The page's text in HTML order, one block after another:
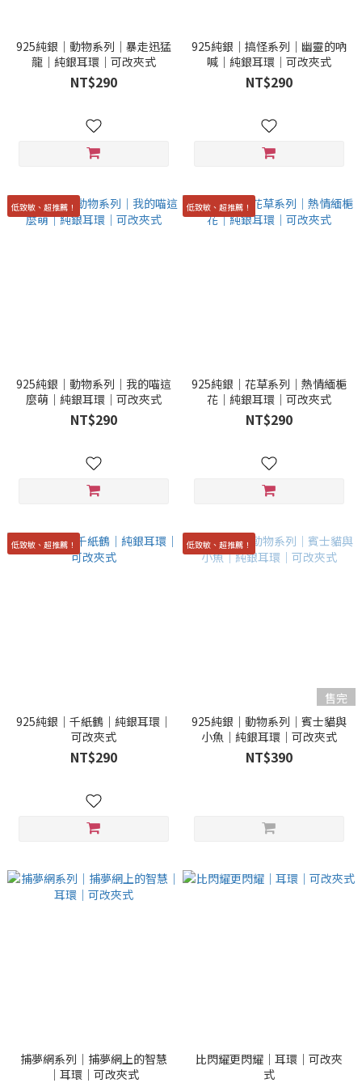
925純銀｜動物系列｜暴走迅猛
龍｜純銀耳環｜可改夾式
NT$290
925純銀｜搞怪系列｜幽靈的吶
喊｜純銀耳環｜可改夾式
NT$290
低致敏、超推薦！
925純銀｜動物系列｜我的喵這
麼萌｜純銀耳環｜可改夾式
NT$290
低致敏、超推薦！
925純銀｜花草系列｜熱情緬梔
花｜純銀耳環｜可改夾式
NT$290
低致敏、超推薦！
925純銀｜千紙鶴｜純銀耳環｜
可改夾式
NT$290
低致敏、超推薦！
售完
925純銀｜動物系列｜賓士貓與
小魚｜純銀耳環｜可改夾式
NT$390
捕夢網系列｜捕夢網上的智慧
｜耳環｜可改夾式
比閃耀更閃耀｜耳環｜可改夾
式